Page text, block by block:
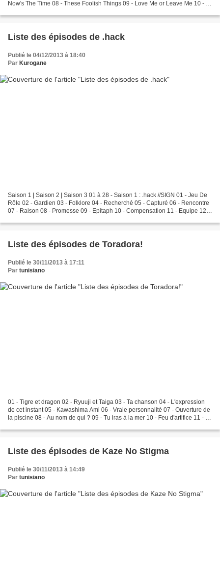
Now's The Time 08 - These Foolish Things 09 - Love Me or Leave Me 10 - In
Liste des épisodes de .hack
Publié le 04/12/2013 à 18:40
Par Kurogane
Saison 1 | Saison 2 | Saison 3 01 à 28 - Saison 1 : .hack //SIGN 01 - Jeu De
Rôle 02 - Gardien 03 - Folklore 04 - Recherché 05 - Capturé 06 - Rencontre
07 - Raison 08 - Promesse 09 - Epitaph 10 - Compensation 11 - Equipe 12 -
Liste des épisodes de Toradora!
Publié le 30/11/2013 à 17:11
Par tunisiano
01 - Tigre et dragon 02 - Ryuuji et Taiga 03 - Ta chanson 04 - L'expression
de cet instant 05 - Kawashima Ami 06 - Vraie personnalité 07 - Ouverture de
la piscine 08 - Au nom de qui ? 09 - Tu iras à la mer 10 - Feu d'artifice 11 - Le
Liste des épisodes de Kaze No Stigma
Publié le 30/11/2013 à 14:49
Par tunisiano